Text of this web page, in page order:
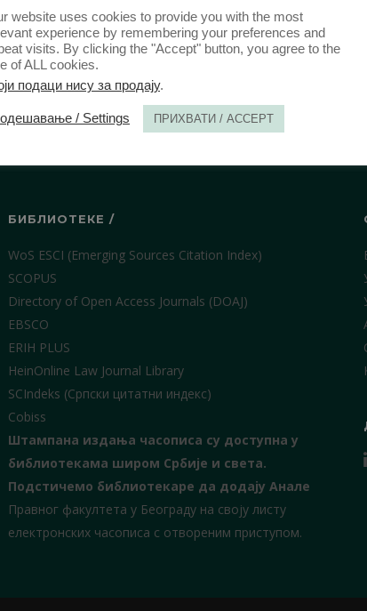
БИБЛИОТЕКЕ /
WoS ESCI (Emerging Sources Citation Index)
SCOPUS
Directory of Open Access Journals (DOAJ)
EBSCO
ERIH PLUS
HeinOnline Law Journal Library
SCIndeks (Српски цитатни индекс)
Cobiss
Штампана издања часописа су доступна у
библиотекама широм Србије и света.
Подстичемо библиотекаре да додају Анале
Правног факултета у Београду на своју листу
електронских часописа с отвореним приступом.
website uses cookies to provide you with the most
experience by remembering your preferences and
visits. By clicking the "Accept" button, you agree to the
of ALL cookies.
подаци нису за продају.
/ Settings ПРИХВАТИ / ACCEPT